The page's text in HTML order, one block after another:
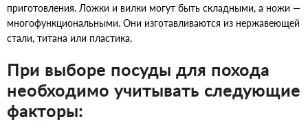
приготовления. Ложки и вилки могут быть складными, а ножи —
многофункциональными. Они изготавливаются из нержавеющей
стали, титана или пластика.
При выборе посуды для похода
необходимо учитывать следующие
факторы: